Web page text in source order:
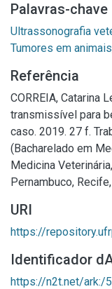
Palavras-chave
Ultrassonografia
Tumores em animais
Referência
CORREIA, Catarina
transmissível para
caso. 2019. 27 f.
(Bacharelado em
Medicina
Pernambuco,
URI
https://
Identificador
https://n2t.net/ark:/